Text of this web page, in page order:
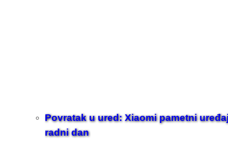
Povratak u ured: Xiaomi pametni
radni dan